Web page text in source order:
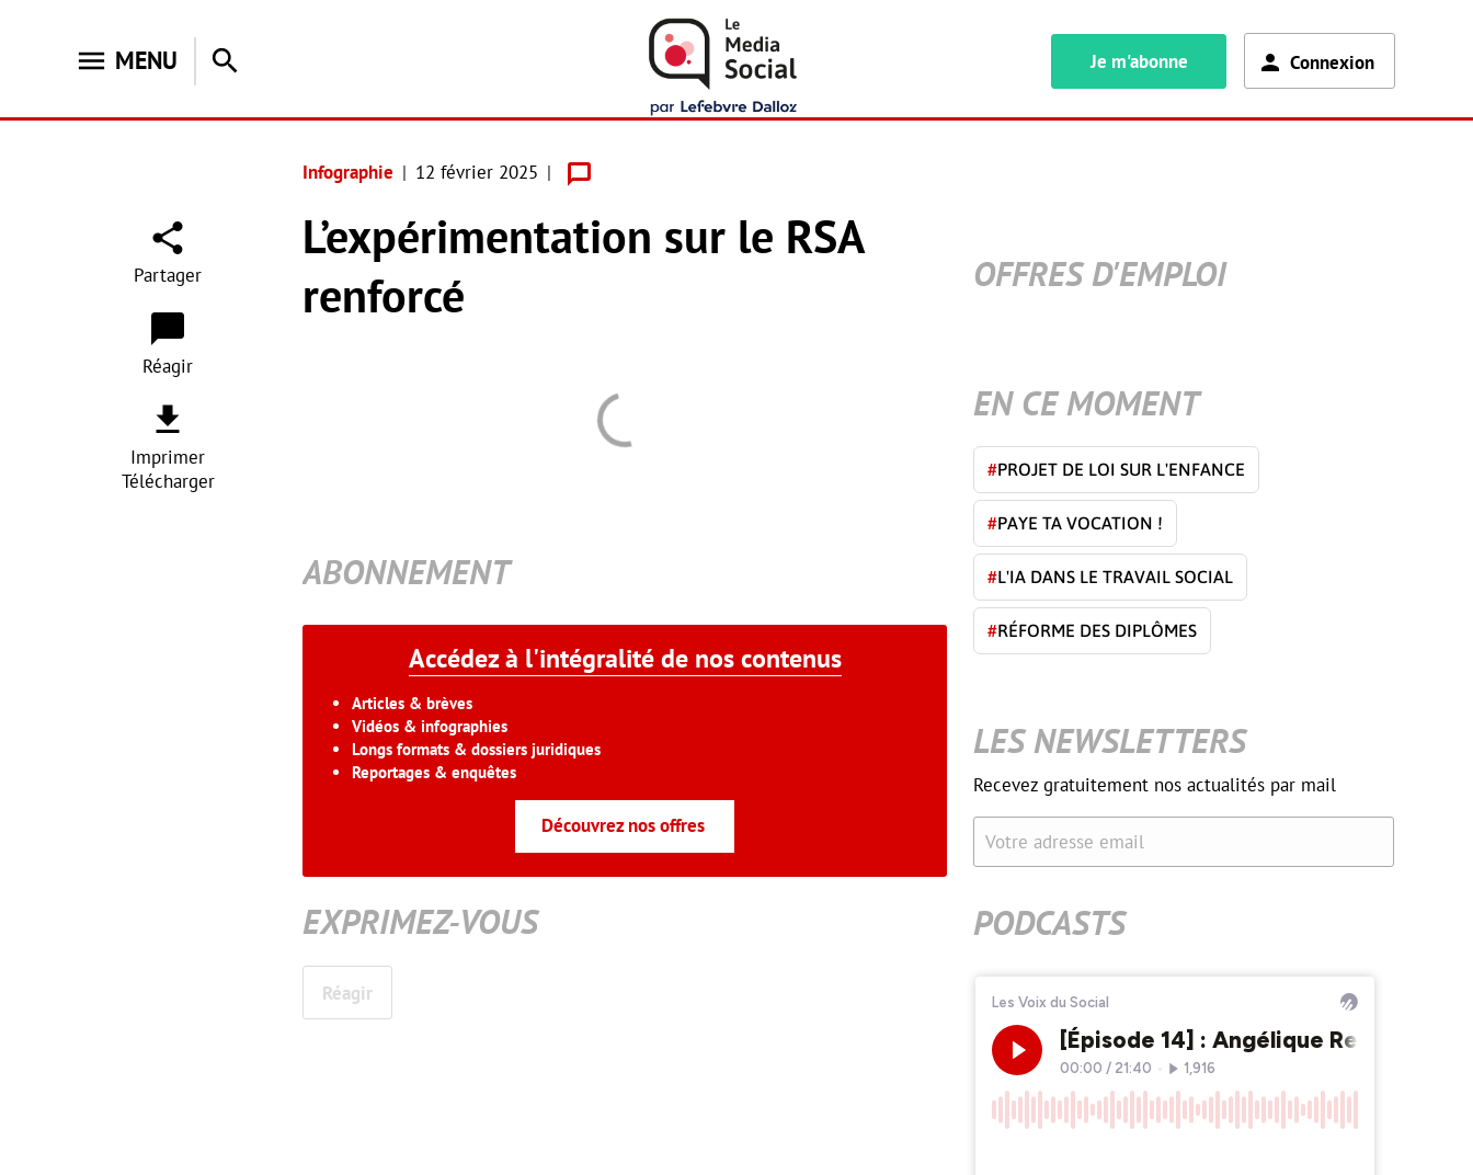
menu MENU search Je m'abonne Connexion
Infographie 12 février 2025
Partager
Réagir
Imprimer
Télécharger
L’expérimentation sur le RSA
renforcé
ABONNEMENT
Accédez à l'intégralité de nos contenus
Articles & brèves
Vidéos & infographies
Longs formats & dossiers juridiques
Reportages & enquêtes
Découvrez nos offres
EXPRIMEZ-VOUS
Réagir
OFFRES D'EMPLOI
EN CE MOMENT
#PROJET DE LOI SUR L'ENFANCE
#PAYE TA VOCATION !
#L'IA DANS LE TRAVAIL SOCIAL
#RÉFORME DES DIPLÔMES
LES NEWSLETTERS
Recevez gratuitement nos actualités par mail
Votre adresse email
PODCASTS